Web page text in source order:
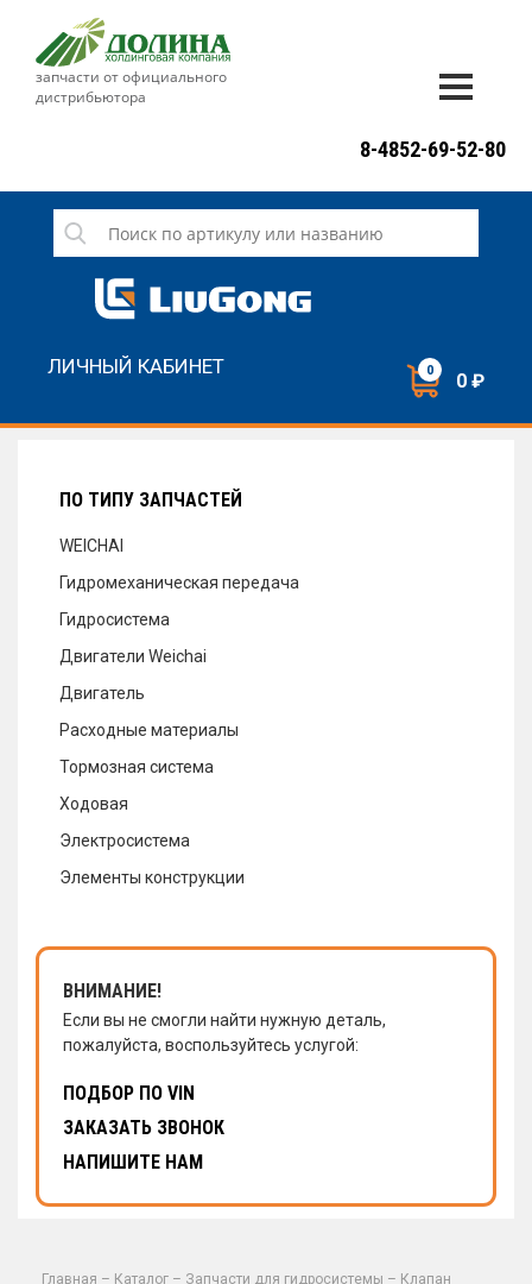
запчасти от официального
дистрибьютора
СЕРВИС
НОВОСТИ
8-4852-69-52-80
ЛИЧНЫЙ КАБИНЕТ 0 0 ₽
ПО ТИПУ ЗАПЧАСТЕЙ
WEICHAI
Гидромеханическая передача
Гидросистема
Двигатели Weichai
Двигатель
Расходные материалы
Тормозная система
Ходовая
Электросистема
Элементы конструкции
ВНИМАНИЕ!
Если вы не смогли найти нужную деталь,
пожалуйста, воспользуйтесь услугой:
ПОДБОР ПО VIN
ЗАКАЗАТЬ ЗВОНОК
НАПИШИТЕ НАМ
Главная – Каталог – Запчасти для гидросистемы – Клапан